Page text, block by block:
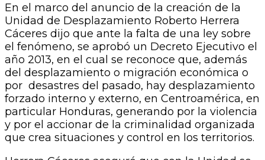
En el marco del anuncio de la creación de la
Unidad de Desplazamiento Roberto Herrera
Cáceres dijo que ante la falta de una ley sobre
el fenómeno, se aprobó un Decreto Ejecutivo el
año 2013, en el cual se reconoce que, además
del desplazamiento o migración económica o
por desastres del pasado, hay desplazamiento
forzado interno y externo, en Centroamérica, en
particular Honduras, generando por la violencia
y por el accionar de la criminalidad organizada
que crea situaciones y control en los territorios.